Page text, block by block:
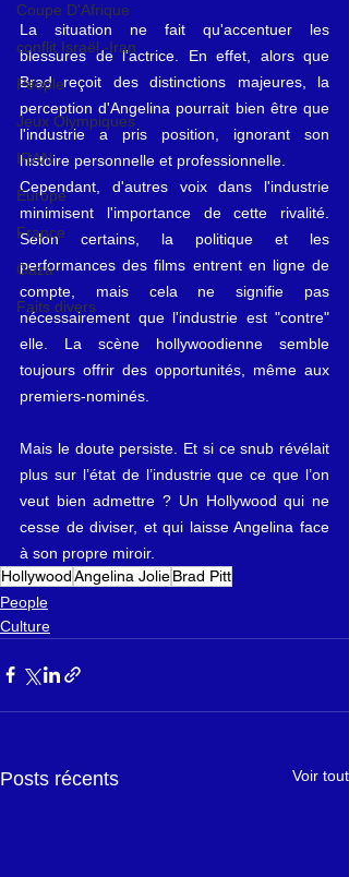
Coupe D'Afrique
conflit Israël -Iran
People
Jeux Olympiques
IRAN
Europe
France
Gaza
Faits divers
La situation ne fait qu'accentuer les
blessures de l'actrice. En effet, alors que
Brad reçoit des distinctions majeures, la
perception d'Angelina pourrait bien être que
l'industrie a pris position, ignorant son
histoire personnelle et professionnelle.
Cependant, d'autres voix dans l'industrie
minimisent l'importance de cette rivalité.
Selon certains, la politique et les
performances des films entrent en ligne de
compte, mais cela ne signifie pas
nécessairement que l'industrie est "contre"
elle. La scène hollywoodienne semble
toujours offrir des opportunités, même aux
premiers-nominés.
Mais le doute persiste. Et si ce snub révélait
plus sur l’état de l’industrie que ce que l’on
veut bien admettre ? Un Hollywood qui ne
cesse de diviser, et qui laisse Angelina face
à son propre miroir.
HollywoodAngelina JolieBrad Pitt
People
Culture
Posts récents Voir tout